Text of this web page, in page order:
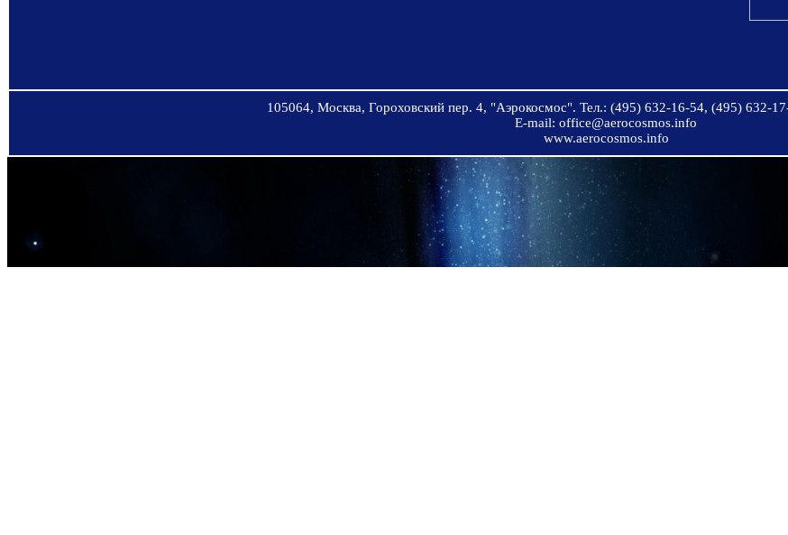
105064, Москва, Гороховский пер. 4, "Аэрокосмос". Тел.: (495) 632-16-54, (495) 632-
E-mail: office@aerocosmos.info
www.aerocosmos.info